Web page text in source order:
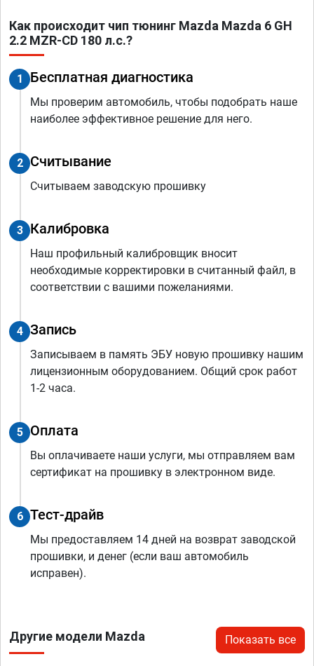
Как происходит чип тюнинг Mazda Mazda 6 GH
2.2 MZR-CD 180 л.с.?
1 Бесплатная диагностика
Мы проверим автомобиль, чтобы подобрать наше
наиболее эффективное решение для него.
2 Считывание
Считываем заводскую прошивку
3 Калибровка
Наш профильный калибровщик вносит
необходимые корректировки в считанный файл, в
соответствии с вашими пожеланиями.
4 Запись
Записываем в память ЭБУ новую прошивку нашим
лицензионным оборудованием. Общий срок работ
1-2 часа.
5 Оплата
Вы оплачиваете наши услуги, мы отправляем вам
сертификат на прошивку в электронном виде.
6 Тест-драйв
Мы предоставляем 14 дней на возврат заводской
прошивки, и денег (если ваш автомобиль
исправен).
Другие модели Mazda Показать все